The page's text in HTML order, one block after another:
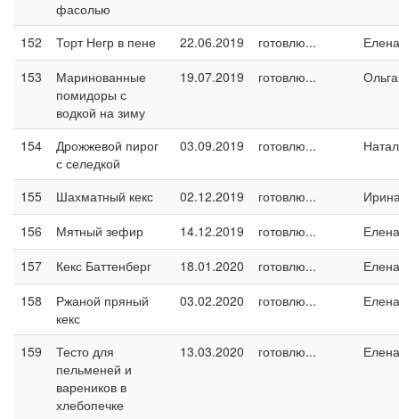
фасолью
152
Торт Негр в пене 22.06.2019 готовлю...
153
Маринованные
помидоры с
водкой на зиму
19.07.2019 готовлю... Ольга
154
Дрожжевой пирог
с селедкой
03.09.2019 готовлю...
155 Шахматный кекс 02.12.2019 готовлю...
156
Мятный зефир 14.12.2019 готовлю...
157
Кекс Баттенберг 18.01.2020 готовлю...
158
Ржаной пряный
кекс
03.02.2020 готовлю...
159
Тесто для
пельменей и
вареников в
хлебопечке
13.03.2020 готовлю...